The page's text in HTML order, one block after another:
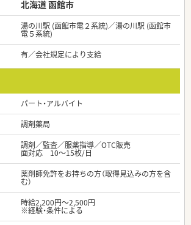
北海道 函館市
湯の川駅 (函館市電２系統)／湯の川駅 (函館市
電５系統)
有／会社規定により支給
パート・アルバイト
調剤薬局
調剤／監査／服薬指導／OTC販売
面対応 10～15枚/日
薬剤師免許をお持ちの方（取得見込みの方を含
む）
時給2,200円～2,500円
※経験・条件による